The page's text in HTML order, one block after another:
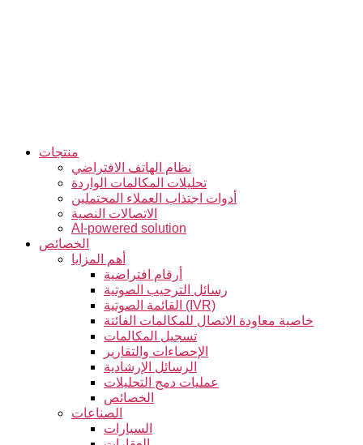
منتجات
نظام الهاتف الافتراضي
تحليلات المكالمات الواردة
أدوات اجتذاب العملاء المحتملين
الاتصالات النصية
AI-powered solution
الخصائص
أهم المزايا
أرقام افتراضية
رسائل الترحيب الصوتية
القائمة الصوتية (IVR)
خاصية معاودة الاتصال للمكالمات الفائتة
تسجيل المكالمات
الإحصاءات والتقارير
الرسائل الإرشادية
عمليات دمج التحليلات
الخصائص
الصناعات
السيارات